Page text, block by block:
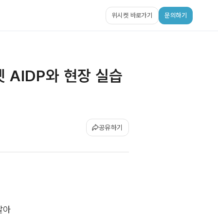
위시켓 바로가기 문의하기
AIDP와 현장 실습
공유하기
아